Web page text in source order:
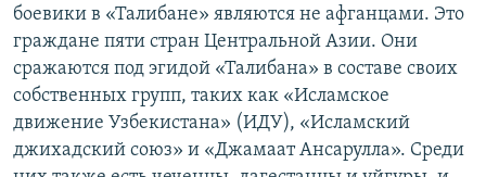
боевики в «Талибане» являются не афганцами. Это
граждане пяти стран Центральной Азии. Они
сражаются под эгидой «Талибана» в составе своих
собственных групп, таких как «Исламское
движение Узбекистана» (ИДУ), «Исламский
джихадский союз» и «Джамаат Ансарулла». Среди